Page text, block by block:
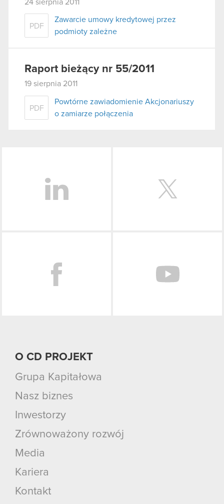
24 sierpnia 2011
PDF
Zawarcie umowy kredytowej przez
podmioty zależne
Raport bieżący nr 55/2011
19 sierpnia 2011
PDF
Powtórne zawiadomienie Akcjonariuszy
o zamiarze połączenia
O CD PROJEKT
Grupa Kapitałowa
Nasz biznes
Inwestorzy
Zrównoważony rozwój
Media
Kariera
Kontakt